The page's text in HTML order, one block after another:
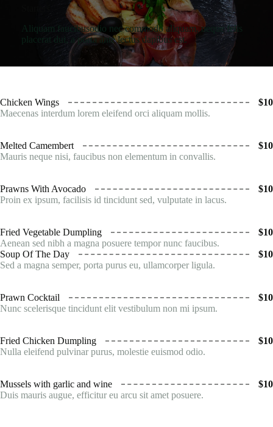
Aliquam faucibusodio nec commodo aliquam, neque felis
placerat dui, a porta ante lectus dapibus est.
Chicken Wings
$10
Maecenas interdum lorem eleifend orci aliquam mollis.
Melted Camembert
$10
Mauris neque nisi, faucibus non elementum in convallis.
Prawns With Avocado
$10
Proin ex ipsum, facilisis id tincidunt sed, vulputate in lacus.
Fried Vegetable Dumpling
$10
Aenean sed nibh a magna posuere tempor nunc faucibus.
Soup Of The Day
$10
Sed a magna semper, porta purus eu, ullamcorper ligula.
Prawn Cocktail
$10
Nunc scelerisque tincidunt elit vestibulum non mi ipsum.
Fried Chicken Dumpling
$10
Nulla eleifend pulvinar purus, molestie euismod odio.
Mussels with garlic and wine
$10
Duis mauris augue, efficitur eu arcu sit amet posuere.